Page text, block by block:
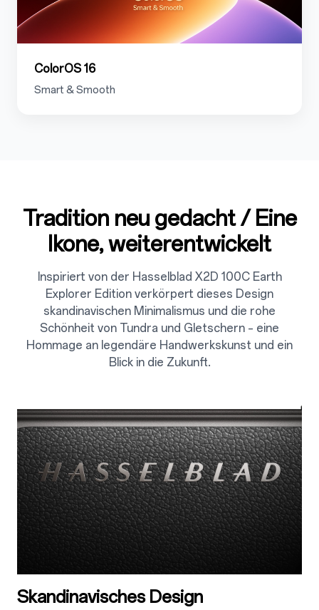
ColorOS 16
Smart & Smooth
Tradition neu gedacht / Eine
Ikone, weiterentwickelt
Inspiriert von der Hasselblad X2D 100C Earth
Explorer Edition verkörpert dieses Design
skandinavischen Minimalismus und die rohe
Schönheit von Tundra und Gletschern – eine
Hommage an legendäre Handwerkskunst und ein
Blick in die Zukunft.
2.1
Skandinavisches Design